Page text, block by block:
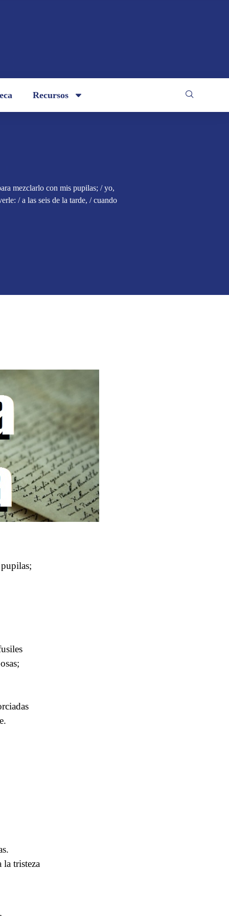
Recursos
mezclarlo con mis pupilas; / yo,
/ a las seis de la tarde, / cuando
tristeza